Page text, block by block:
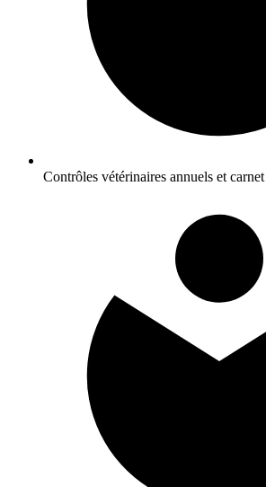
Contrôles vétérinaires annuels et